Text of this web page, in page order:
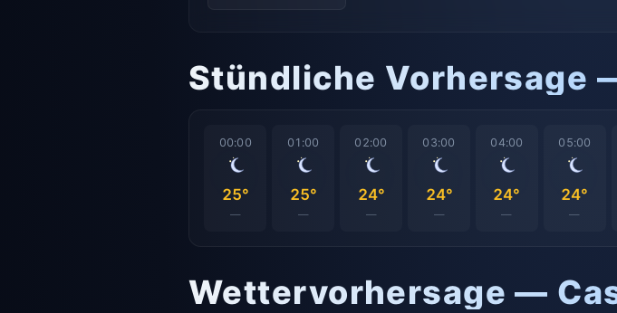
Stündliche Vorhersage
00:00
25°
—
01:00
25°
—
02:00
24°
—
03:00
24°
—
04:00
24°
—
05:00
24°
—
Wettervorhersage —